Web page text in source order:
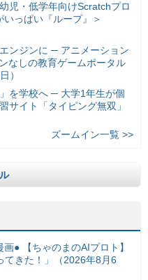
児・低学年向けScratchプロ
っぱい『ループ』＞
ンジンに ─ アニメーション
なしの教育ゲームポータル
）
を学校へ ─ 大学1年生が個
サイト「タイピング無双」
ズームイン一覧 >>
● 【ちゃのまのAIプロト】
てきた！」（2026年8月6